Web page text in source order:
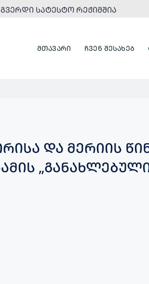
ᲒᲕᲔᲠᲓᲘ ᲡᲐᲢᲔᲡᲢᲝ ᲠᲔᲟᲘᲛᲨᲘᲐ
ᲛᲗᲐᲕᲐᲠᲘ ᲩᲕᲔᲜ ᲨᲔᲡᲐᲮᲔᲑ
ᲓᲐ ᲛᲔᲠᲘᲘᲡ